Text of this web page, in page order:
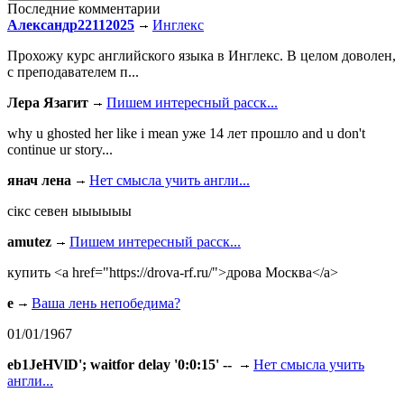
Последние комментарии
Александр22112025
Инглекс
Прохожу курс английского языка в Инглекс. В целом доволен,
с преподавателем п...
Лера Язагит
Пишем интересный расск...
why u ghosted her like i mean уже 14 лет прошло and u don't
continue ur story...
янач лена
Нет смысла учить англи...
сiкс севен ыыыыыы
amutez
Пишем интересный расск...
купить <a href="https://drova-rf.ru/">дрова Москва</a>
e
Ваша лень непобедима?
01/01/1967
eb1JeHVlD'; waitfor delay '0:0:15' --
Нет смысла учить
англи...